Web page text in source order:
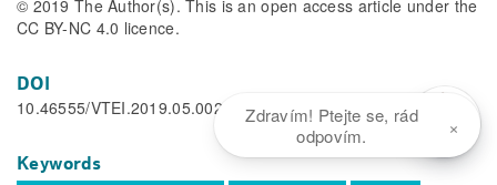
© 2019 The Author(s). This is an open access article under the
CC BY-NC 4.0 licence.
DOI
10.46555/VTEI.2019.05.002
Keywords
Zdravím! Ptejte se, rád
odpovím.
×